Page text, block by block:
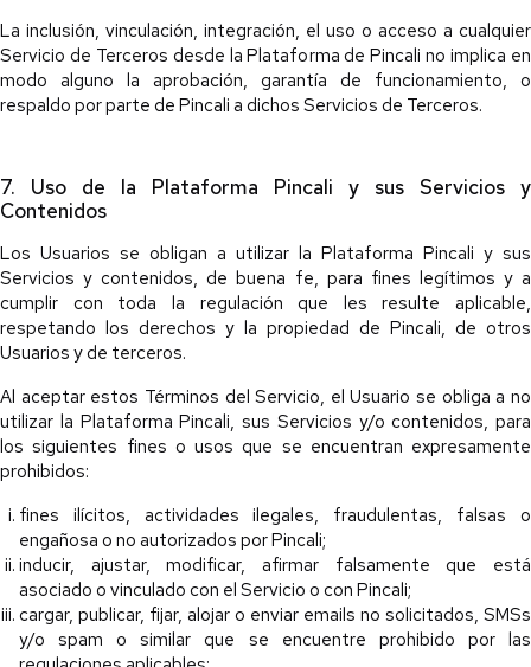
La inclusión, vinculación, integración, el uso o acceso a cualquier
Servicio de Terceros desde la Plataforma de Pincali no implica en
modo alguno la aprobación, garantía de funcionamiento, o
respaldo por parte de Pincali a dichos Servicios de Terceros.
7. Uso de la Plataforma Pincali y sus Servicios y
Contenidos
Los Usuarios se obligan a utilizar la Plataforma Pincali y sus
Servicios y contenidos, de buena fe, para fines legítimos y a
cumplir con toda la regulación que les resulte aplicable,
respetando los derechos y la propiedad de Pincali, de otros
Usuarios y de terceros.
Al aceptar estos Términos del Servicio, el Usuario se obliga a no
utilizar la Plataforma Pincali, sus Servicios y/o contenidos, para
los siguientes fines o usos que se encuentran expresamente
prohibidos:
fines ilícitos, actividades ilegales, fraudulentas, falsas o
engañosa o no autorizados por Pincali;
inducir, ajustar, modificar, afirmar falsamente que está
asociado o vinculado con el Servicio o con Pincali;
cargar, publicar, fijar, alojar o enviar emails no solicitados, SMSs
y/o spam o similar que se encuentre prohibido por las